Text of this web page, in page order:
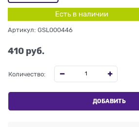
Есть в наличии
Артикул: GSL000446
410 руб.
Количество:
ДОБАВИТЬ